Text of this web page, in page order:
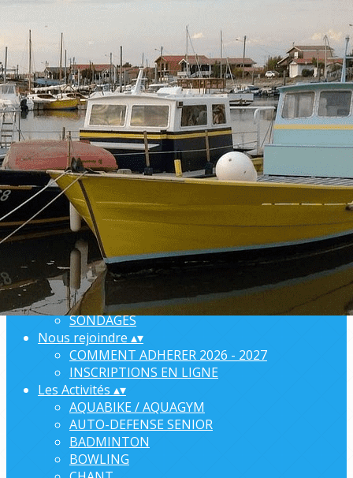
Exporter les lignes sélectionnées
Exporter toutes les colonnes
Exporter uniquement les colonnes affichées
Menu
Ajoutez un logo, un bouton, des réseaux sociaux
Cliquez pour éditer
L'ARSA▴▾
BIENVENUE
ANNUAIRE
ORGANISATION
COMPTE-RENDUS
INFORMATIONS PRATIQUES
PARTENAIRES
SONDAGES
Nous rejoindre ▴▾
COMMENT ADHERER 2026 - 2027
INSCRIPTIONS EN LIGNE
Les Activités ▴▾
AQUABIKE / AQUAGYM
AUTO-DEFENSE SENIOR
BADMINTON
BOWLING